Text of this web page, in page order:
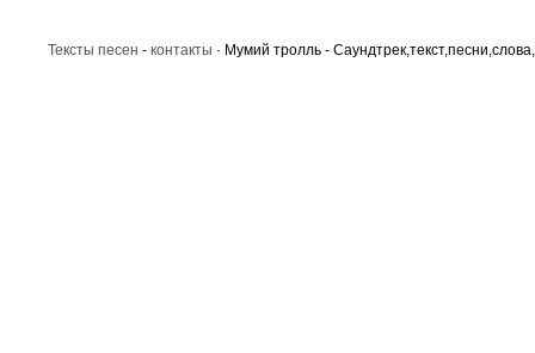
Тексты песен - контакты · Мумий тролль -